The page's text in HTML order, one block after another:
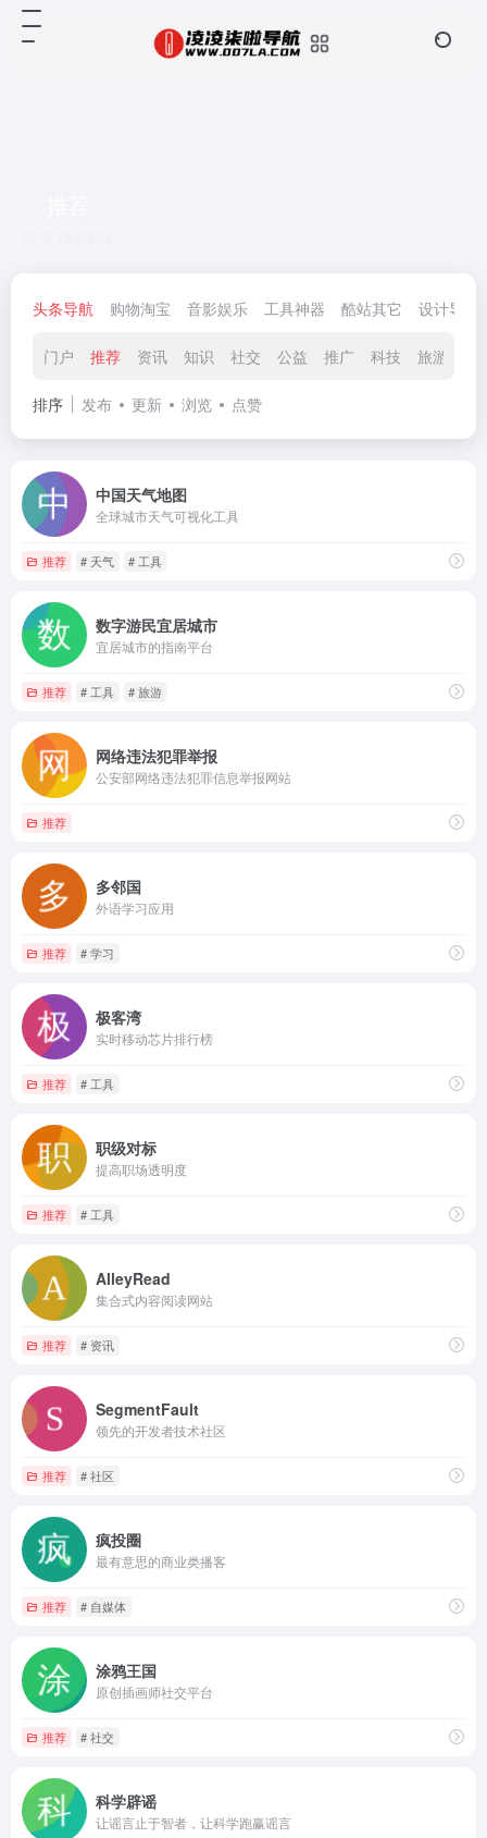
头条导航 购物淘宝 音影娱乐 工具神器 酷站其它 设计导航
门户 推荐 资讯 知识 社交 公益 推广 科技 旅游
排序 发布 更新 浏览 点赞
中国天气地图
全球城市天气可视化工具
推荐 # 天气 # 工具
数字游民宜居城市
宜居城市的指南平台
推荐 # 工具 # 旅游
网络违法犯罪举报
公安部网络违法犯罪信息举报网站
推荐
多邻国
外语学习应用
推荐 # 学习
极客湾
实时移动芯片排行榜
推荐 # 工具
职级对标
提高职场透明度
推荐 # 工具
AlleyRead
集合式内容阅读网站
推荐 # 资讯
SegmentFault
领先的开发者技术社区
推荐 # 社区
疯投圈
最有意思的商业类播客
推荐 # 自媒体
涂鸦王国
原创插画师社交平台
推荐 # 社交
科学辟谣
让谣言止于智者，让科学跑赢谣言